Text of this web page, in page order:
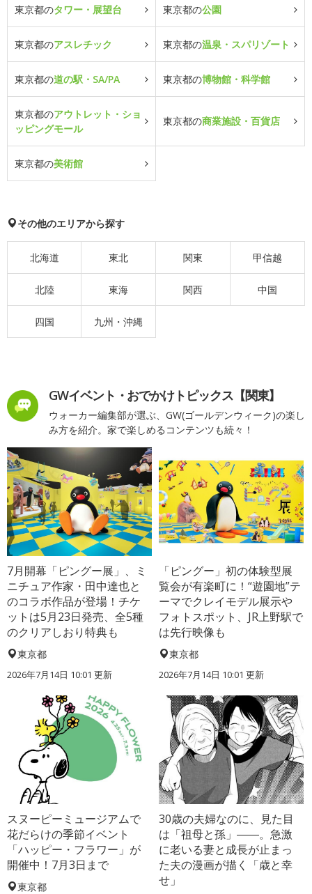
東京都のタワー・展望台 東京都の公園
東京都のアスレチック 東京都の温泉・スパリゾート
東京都の道の駅・SA/PA 東京都の博物館・科学館
東京都のアウトレット・ショ
ッピングモール
東京都の商業施設・百貨店
東京都の美術館
その他のエリアから探す
北海道 東北 関東 甲信越
北陸 東海 関西 中国
四国 九州・沖縄
GWイベント・おでかけトピックス【関東】
ウォーカー編集部が選ぶ、GW(ゴールデンウィーク)の楽し
み方を紹介。家で楽しめるコンテンツも続々！
7月開幕「ピングー展」、ミ
ニチュア作家・田中達也と
のコラボ作品が登場！チケ
ットは5月23日発売、全5種
のクリアしおり特典も
東京都
2026年7月14日 10:01 更新
「ピングー」初の体験型展
覧会が有楽町に！“遊園地”テ
ーマでクレイモデル展示や
フォトスポット、JR上野駅で
は先行映像も
東京都
2026年7月14日 10:01 更新
スヌーピーミュージアムで
花だらけの季節イベント
「ハッピー・フラワー」が
開催中！7月3日まで
東京都
30歳の夫婦なのに、見た目
は「祖母と孫」――。急激
に老いる妻と成長が止まっ
た夫の漫画が描く「歳と幸
せ」